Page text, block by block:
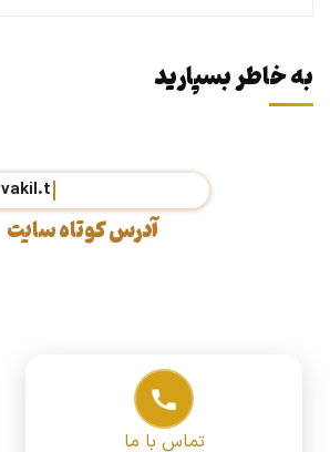
به خاطر بسپارید
va
آدرس کوتاه سایت
تماس با ما